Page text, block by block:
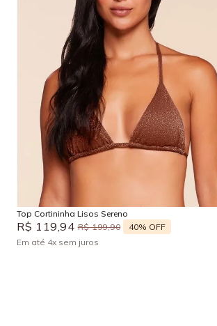
M G GG
Top Cortininha Lisos Sereno
R$ 119,94 R$ 199,90 40% OFF
Em até 4x sem juros